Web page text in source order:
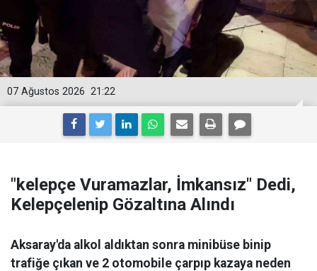
21:22
07 Ağustos 2026
"kelepçe Vuramazlar, İmkansız" Dedi,
Kelepçelenip Gözaltına Alındı
Aksaray'da alkol aldıktan sonra minibüse binip
trafiğe çıkan ve 2 otomobile çarpıp kazaya neden